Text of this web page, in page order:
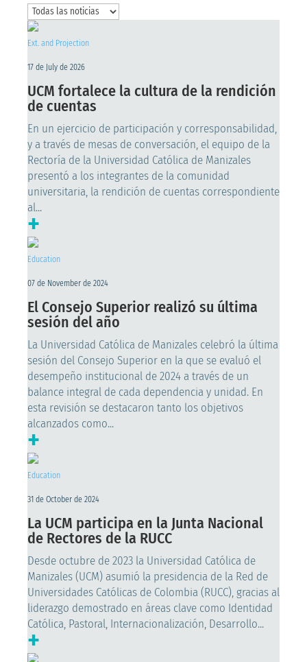
Ext. and Projection
17 de July de 2026
UCM fortalece la cultura de la rendición
de cuentas
En un ejercicio de participación y corresponsabilidad,
y a través de mesas de conversación, el equipo de la
Rectoría de la Universidad Católica de Manizales
presentó a los integrantes de la comunidad
universitaria, la rendición de cuentas correspondiente
al...
+
Education
07 de November de 2024
El Consejo Superior realizó su última
sesión del año
La Universidad Católica de Manizales celebró la última
sesión del Consejo Superior en la que se evaluó el
desempeño institucional de 2024 a través de un
balance integral de cada dependencia y unidad. En
esta revisión se destacaron tanto los objetivos
alcanzados como...
+
Education
31 de October de 2024
La UCM participa en la Junta Nacional
de Rectores de la RUCC
Desde octubre de 2023 la Universidad Católica de
Manizales (UCM) asumió la presidencia de la Red de
Universidades Católicas de Colombia (RUCC), gracias al
liderazgo demostrado en áreas clave como Identidad
Católica, Pastoral, Internacionalización, Desarrollo...
+